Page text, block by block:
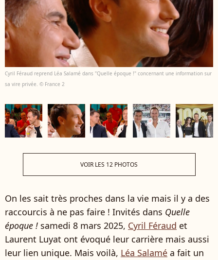
Cyril Féraud reprend Léa Salamé dans "Quelle époque !" concernant une information sur
sa vire privée. © France 2
VOIR LES 12 PHOTOS
On les sait très proches dans la vie mais il y a des
raccourcis à ne pas faire ! Invités dans Quelle
époque ! samedi 8 mars 2025, Cyril Féraud et
Laurent Luyat ont évoqué leur carrière mais aussi
leur lien unique. Mais voilà, Léa Salamé a fait un